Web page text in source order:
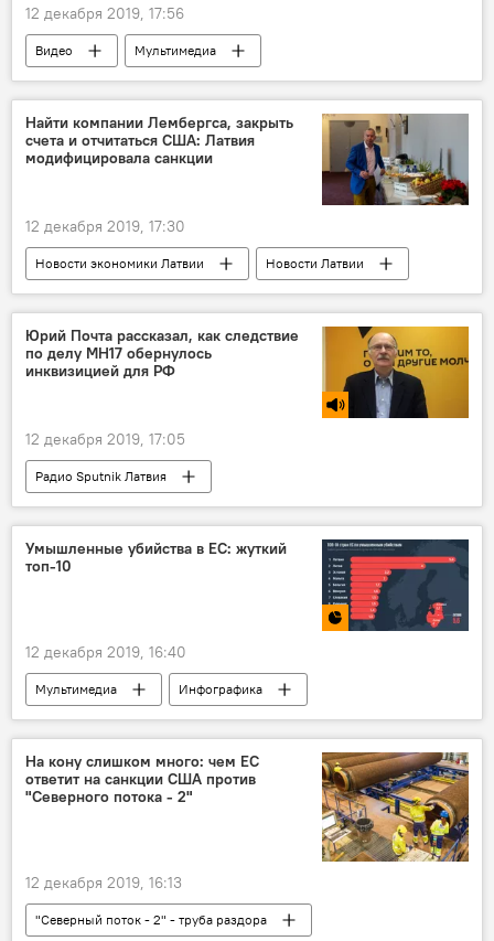
12 декабря 2019, 17:56
Видео
Мультимедиа
Новости России
Новости мира
Россия
Сергей Шойгу
министр
КВН
Найти компании Лембергса, закрыть
счета и отчитаться США: Латвия
модифицировала санкции
12 декабря 2019, 17:30
Новости экономики Латвии
Новости Латвии
Латвия
Айварс Лембергс
Комиссия по рынку финансов и капитала (КРФК)
МИД Латвии
Минфин США
Юрий Почта рассказал, как следствие
по делу МН17 обернулось
инквизицией для РФ
12 декабря 2019, 17:05
Радио Sputnik Латвия
крушение Boeing рейса MH17
Донбасс
Россия
Нидерланды
расследование
Умышленные убийства в ЕС: жуткий
топ-10
12 декабря 2019, 16:40
Мультимедиа
Инфографика
Евросоюз
На кону слишком много: чем ЕС
ответит на санкции США против
"Северного потока - 2"
12 декабря 2019, 16:13
"Северный поток - 2" - труба раздора